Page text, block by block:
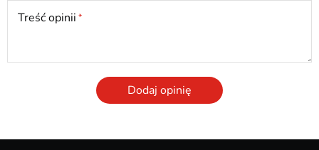
Treść opinii
Dodaj opinię